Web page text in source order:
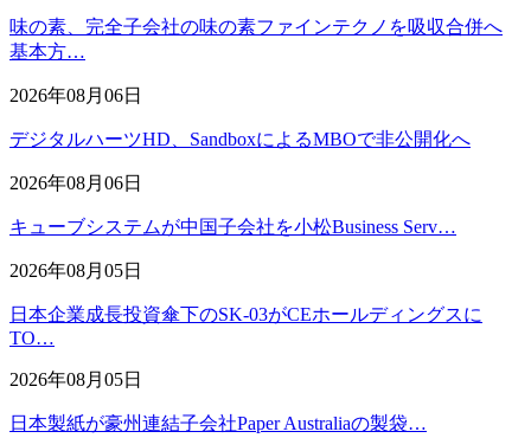
味の素、完全子会社の味の素ファインテクノを吸収合併へ
基本方…
2026年08月06日
デジタルハーツHD、SandboxによるMBOで非公開化へ
2026年08月06日
キューブシステムが中国子会社を小松Business Serv…
2026年08月05日
日本企業成長投資傘下のSK-03がCEホールディングスに
TO…
2026年08月05日
日本製紙が豪州連結子会社Paper Australiaの製袋…